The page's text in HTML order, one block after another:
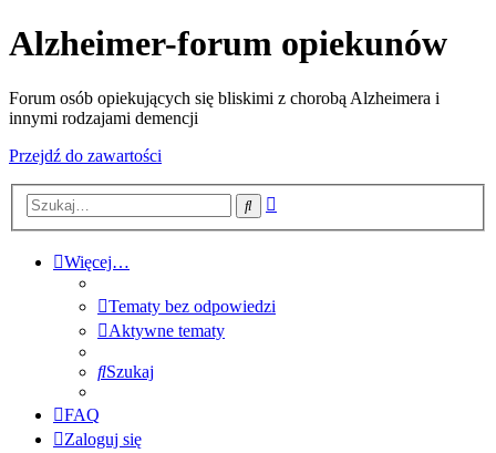
Alzheimer-forum opiekunów
Forum osób opiekujących się bliskimi z chorobą Alzheimera i
innymi rodzajami demencji
Przejdź do zawartości
Szukaj
Więcej…
Tematy bez odpowiedzi
Aktywne tematy
Szukaj
FAQ
Zaloguj się